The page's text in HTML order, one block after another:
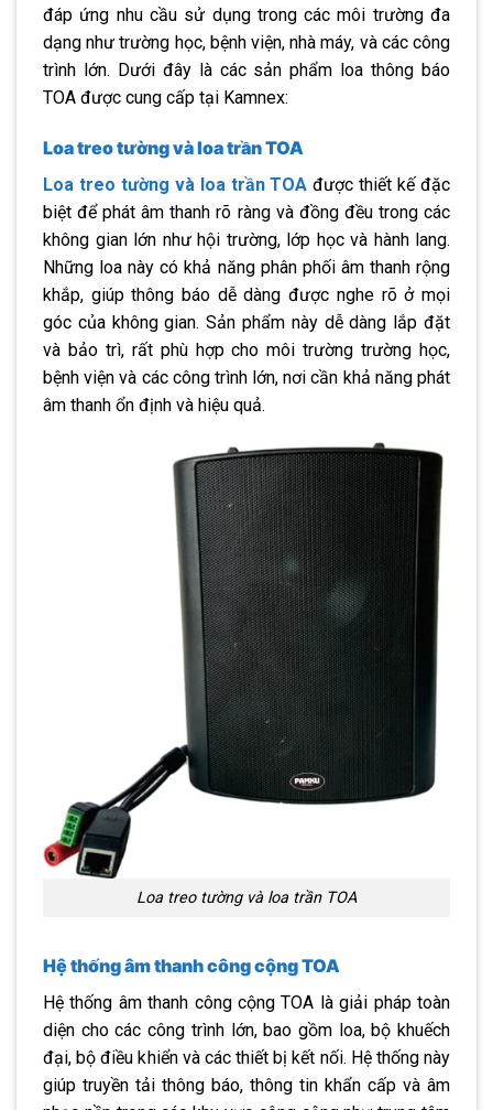
đáp ứng nhu cầu sử dụng trong các môi trường đa
dạng như trường học, bệnh viện, nhà máy, và các công
trình lớn. Dưới đây là các sản phẩm loa thông báo
TOA được cung cấp tại Kamnex:
Loa treo tường và loa trần TOA
Loa treo tường và loa trần TOA được thiết kế đặc
biệt để phát âm thanh rõ ràng và đồng đều trong các
không gian lớn như hội trường, lớp học và hành lang.
Những loa này có khả năng phân phối âm thanh rộng
khắp, giúp thông báo dễ dàng được nghe rõ ở mọi
góc của không gian. Sản phẩm này dễ dàng lắp đặt
và bảo trì, rất phù hợp cho môi trường trường học,
bệnh viện và các công trình lớn, nơi cần khả năng phát
âm thanh ổn định và hiệu quả.
Loa treo tường và loa trần TOA
Hệ thống âm thanh công cộng TOA
Hệ thống âm thanh công cộng TOA là giải pháp toàn
diện cho các công trình lớn, bao gồm loa, bộ khuếch
đại, bộ điều khiển và các thiết bị kết nối. Hệ thống này
giúp truyền tải thông báo, thông tin khẩn cấp và âm